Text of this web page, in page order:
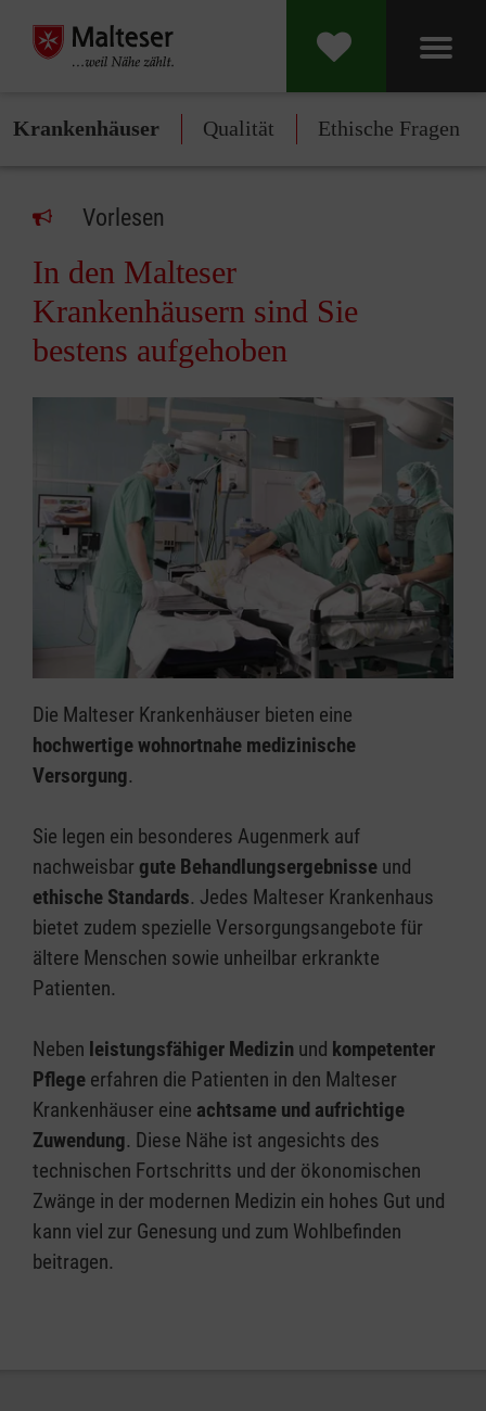
Krankenhäuser Qualität Ethische Fragen
Vorlesen
In den Malteser
Krankenhäusern sind Sie
bestens aufgehoben
Die Malteser Krankenhäuser bieten eine
hochwertige wohnortnahe medizinische
Versorgung.
Sie legen ein besonderes Augenmerk auf
nachweisbar gute Behandlungsergebnisse und
ethische Standards. Jedes Malteser Krankenhaus
bietet zudem spezielle Versorgungsangebote für
ältere Menschen sowie unheilbar erkrankte
Patienten.
Neben leistungsfähiger Medizin und kompetenter
Pflege erfahren die Patienten in den Malteser
Krankenhäuser eine achtsame und aufrichtige
Zuwendung. Diese Nähe ist angesichts des
technischen Fortschritts und der ökonomischen
Zwänge in der modernen Medizin ein hohes Gut und
kann viel zur Genesung und zum Wohlbefinden
beitragen.